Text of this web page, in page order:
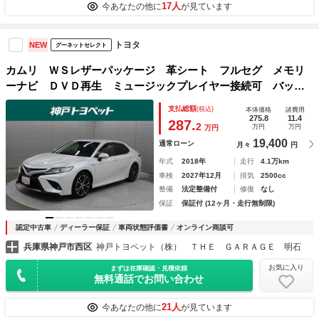
今あなたの他に17人が見ています
NEW グーネットセレクト トヨタ
カムリ ＷＳレザーパッケージ 革シート フルセグ メモリ
ーナビ ＤＶＤ再生 ミュージックプレイヤー接続可 バック
カメラ 衝突被害軽減システム ＥＴＣ ドラレコ ＬＥＤヘ
ッドランプ ワンオーナー アイドリングストップ
支払総額(税込)
287.2 万円
本体価格
275.8
万円
諸費用
11.4
万円
通常ローン 月々 19,400 円
年式 2018年 走行
4.1万km
車検
2027年12月 排気
2500cc
整備
法定整備付 修復
なし
保証
保証付 (12ヶ月・走行無制限)
認定中古車 ディーラー保証 車両状態評価書 オンライン商談可
兵庫県神戸市西区 神戸トヨペット（株） ＴＨＥ ＧＡＲＡＧＥ 明石
まずは在庫確認・見積依頼
無料通話でお問い合わせ
お気に入り
今あなたの他に21人が見ています